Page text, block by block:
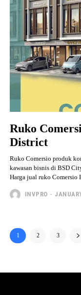
Ruko
District
Ruko Comersio produk
kawasan bisnis di BSD
Harga jual ruko Comersio
INVPRO -
1 2 3